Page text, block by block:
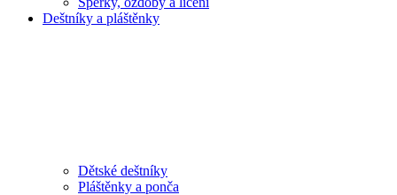
Deštníky a pláštěnky
Dětské deštníky
Pláštěnky a ponča